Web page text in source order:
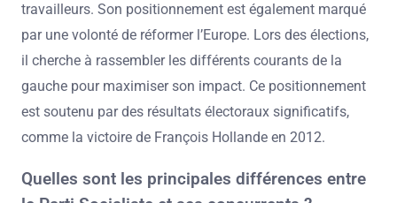
travailleurs. Son positionnement est également marqué
par une volonté de réformer l’Europe. Lors des élections,
il cherche à rassembler les différents courants de la
gauche pour maximiser son impact. Ce positionnement
est soutenu par des résultats électoraux significatifs,
comme la victoire de François Hollande en 2012.
Quelles sont les principales différences entre